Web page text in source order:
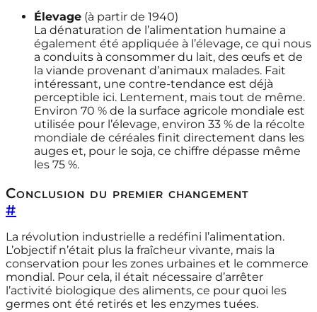
Élevage (à partir de 1940)
La dénaturation de l’alimentation humaine a
également été appliquée à l’élevage, ce qui nous
a conduits à consommer du lait, des œufs et de
la viande provenant d’animaux malades. Fait
intéressant, une contre-tendance est déjà
perceptible ici. Lentement, mais tout de même.
Environ 70 % de la surface agricole mondiale est
utilisée pour l’élevage, environ 33 % de la récolte
mondiale de céréales finit directement dans les
auges et, pour le soja, ce chiffre dépasse même
les 75 %.
Conclusion du premier changement
#
La révolution industrielle a redéfini l’alimentation.
L’objectif n’était plus la fraîcheur vivante, mais la
conservation pour les zones urbaines et le commerce
mondial. Pour cela, il était nécessaire d’arrêter
l’activité biologique des aliments, ce pour quoi les
germes ont été retirés et les enzymes tuées.